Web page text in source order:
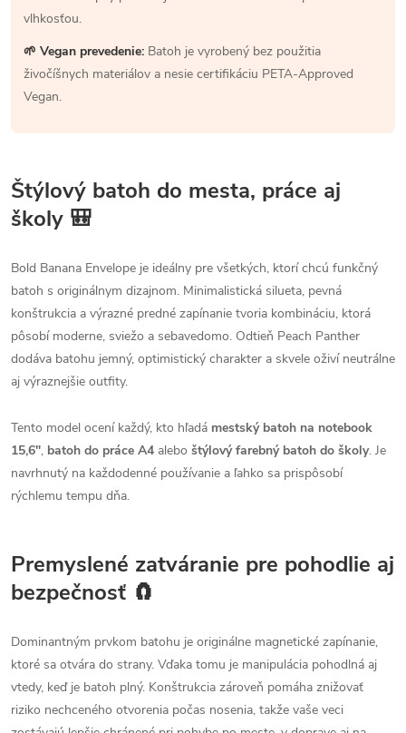
vlhkosťou.
🌱 Vegan prevedenie: Batoh je vyrobený bez použitia
živočíšnych materiálov a nesie certifikáciu PETA-Approved
Vegan.
Štýlový batoh do mesta, práce aj
školy 🎒
Bold Banana Envelope je ideálny pre všetkých, ktorí chcú funkčný
batoh s originálnym dizajnom. Minimalistická silueta, pevná
konštrukcia a výrazné predné zapínanie tvoria kombináciu, ktorá
pôsobí moderne, sviežo a sebavedomo. Odtieň Peach Panther
dodáva batohu jemný, optimistický charakter a skvele oživí neutrálne
aj výraznejšie outfity.
Tento model ocení každý, kto hľadá mestský batoh na notebook
15,6", batoh do práce A4 alebo štýlový farebný batoh do školy. Je
navrhnutý na každodenné používanie a ľahko sa prispôsobí
rýchlemu tempu dňa.
Premyslené zatváranie pre pohodlie aj
bezpečnosť 🧲
Dominantným prvkom batohu je originálne magnetické zapínanie,
ktoré sa otvára do strany. Vďaka tomu je manipulácia pohodlná aj
vtedy, keď je batoh plný. Konštrukcia zároveň pomáha znižovať
riziko nechceného otvorenia počas nosenia, takže vaše veci